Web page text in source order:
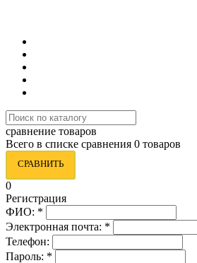
сравнение товаров
Всего в списке сравнения 0 товаров
СРАВНИТЬ
0
Регистрация
ФИО: *
Электронная почта: *
Телефон:
Пароль: *